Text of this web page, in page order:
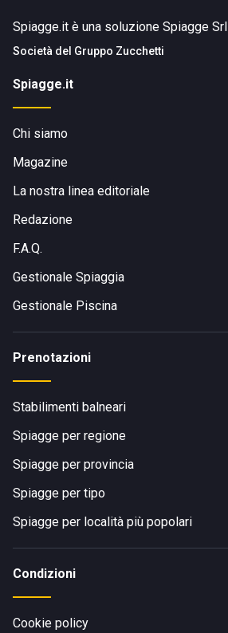
Spiagge.it è una soluzione Spiagge Srl
Società del Gruppo Zucchetti
Spiagge.it
Chi siamo
Magazine
La nostra linea editoriale
Redazione
F.A.Q.
Gestionale Spiaggia
Gestionale Piscina
Prenotazioni
Stabilimenti balneari
Spiagge per regione
Spiagge per provincia
Spiagge per tipo
Spiagge per località più popolari
Condizioni
Cookie policy